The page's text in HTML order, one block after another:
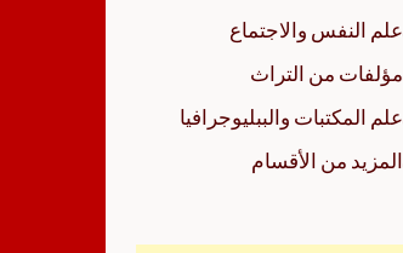
علم النفس والاجتماع
مؤلفات من التراث
علم المكتبات والببليوجرافيا
المزيد من الأقسام